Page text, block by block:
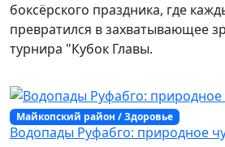
боксёрского праздника, где
превратился в захватывающее
турнира "Кубок Главы.
Майкопский район / Здоровье
Водопады Руфабго: природное